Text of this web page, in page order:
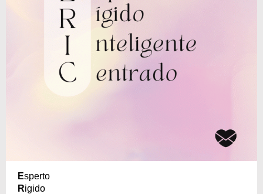
Esperto
Rigido